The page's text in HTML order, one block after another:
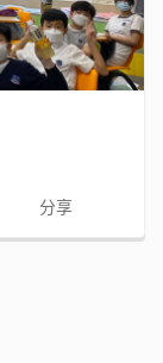
分享